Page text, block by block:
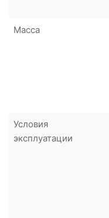
Масса
Условия
эксплуатации